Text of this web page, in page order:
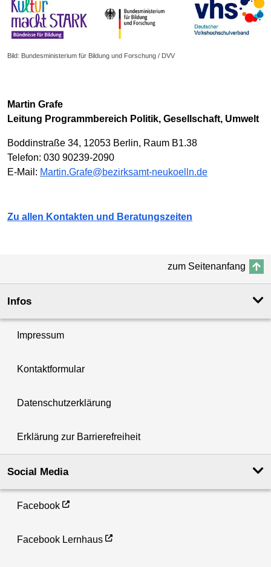
Bild: Bundesministerium für Bildung und Forschung / DVV
Martin Grafe
Leitung Programmbereich Politik, Gesellschaft, Umwelt
Boddinstraße 34, 12053 Berlin, Raum B1.38
Telefon: 030 90239-2090
E-Mail: Martin.Grafe@bezirksamt-neukoelln.de
Zu allen Kontakten und Beratungszeiten
zum Seitenanfang
Infos
Impressum
Kontaktformular
Datenschutzerklärung
Erklärung zur Barrierefreiheit
Social Media
Facebook
Facebook Lernhaus